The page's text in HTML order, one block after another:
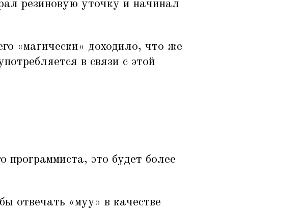
резиновую уточку и начинал
«магически» доходило, что же
в связи с этой
программиста, это будет более
отвечать «муу» в качестве